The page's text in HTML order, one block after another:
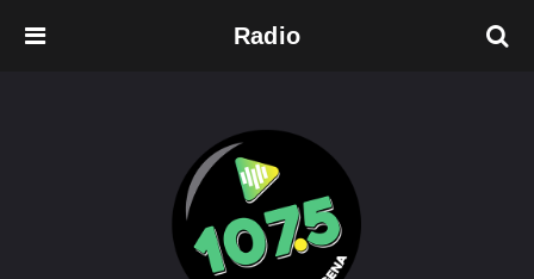
Radio